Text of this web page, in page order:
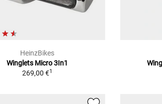
HeinzBikes
Winglets Micro 3In1
269,00 €1